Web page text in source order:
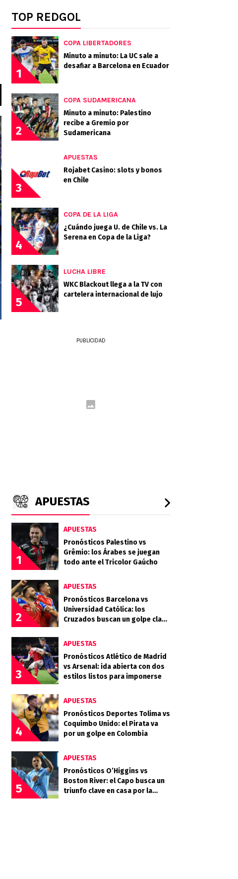
TOP REDGOL
1
COPA LIBERTADORES
Minuto a minuto: La UC sale a
desafiar a Barcelona en Ecuador
2
COPA SUDAMERICANA
Minuto a minuto: Palestino
recibe a Gremio por
Sudamericana
3
APUESTAS
Rojabet Casino: slots y bonos
en Chile
4
COPA DE LA LIGA
¿Cuándo juega U. de Chile vs. La
Serena en Copa de la Liga?
5
LUCHA LIBRE
WKC Blackout llega a la TV con
cartelera internacional de lujo
PUBLICIDAD
APUESTAS
1
APUESTAS
Pronósticos Palestino vs
Grêmio: los Árabes se juegan
todo ante el Tricolor Gaúcho
2
APUESTAS
Pronósticos Barcelona vs
Universidad Católica: los
Cruzados buscan un golpe clave
3
APUESTAS
Pronósticos Atlético de Madrid
vs Arsenal: ida abierta con dos
estilos listos para imponerse
4
APUESTAS
Pronósticos Deportes Tolima vs
Coquimbo Unido: el Pirata va
por un golpe en Colombia
5
APUESTAS
Pronósticos O’Higgins vs
Boston River: el Capo busca un
triunfo clave en casa por la